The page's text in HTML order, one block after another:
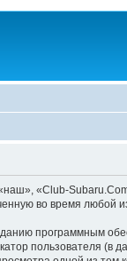
«Club-
во время любой
программным
пользователя